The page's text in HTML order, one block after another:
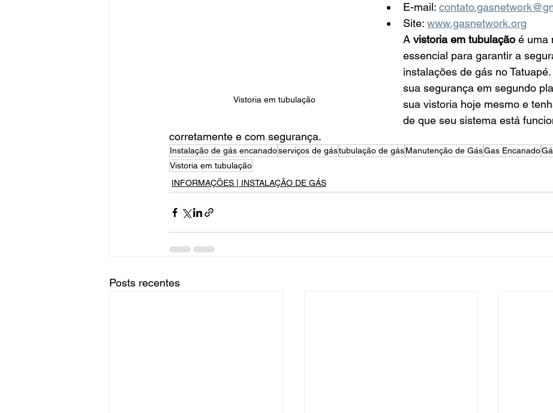
Vistoria em tubulação
E-mail:
Site: www.gasnetwork.org
A vistoria em tubulação é uma
essencial para garantir a
instalações de gás no
sua segurança em segundo
sua vistoria hoje mesmo e
de que seu sistema está
corretamente e com segurança.
Instalação de gás encanadoserviços de gástubulação de gásManutenção de GásGas Encanado
Vistoria em tubulação
INFORMAÇÕES | INSTALAÇÃO DE GÁS
Posts recentes